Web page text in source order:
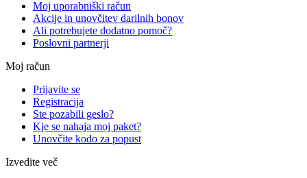
Moj uporabniški račun
Akcije in unovčitev darilnih bonov
Ali potrebujete dodatno pomoč?
Poslovni partnerji
Moj račun
Prijavite se
Registracija
Ste pozabili geslo?
Kje se nahaja moj paket?
Unovčite kodo za popust
Izvedite več